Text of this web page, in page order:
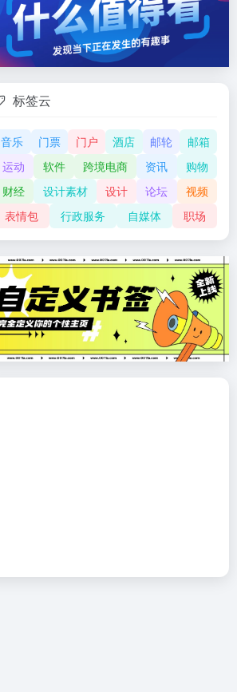
标签云
音乐 门票 门户 酒店 邮轮
邮箱
运动
软件 跨境电商 资讯
购物
财经
设计素材 设计 论坛
视频
表情包
行政服务 自媒体 职场